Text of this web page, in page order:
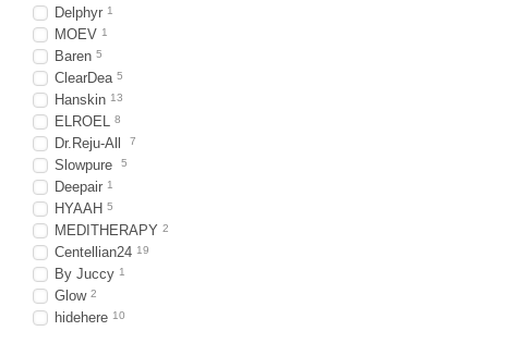
Delphyr 1
MOEV 1
Baren 5
ClearDea 5
Hanskin 13
ELROEL 8
Dr.Reju-All 7
Slowpure 5
Deepair 1
HYAAH 5
MEDITHERAPY 2
Centellian24 19
By Juccy 1
Glow 2
hidehere 10